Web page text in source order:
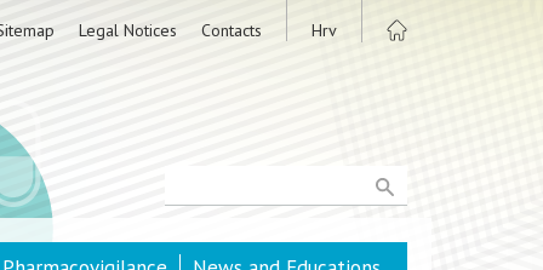
Legal Notices Contacts Hrv